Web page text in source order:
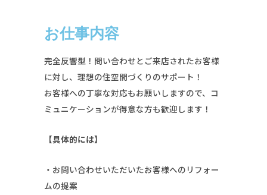
お仕事内容
完全反響型！問い合わせとご来店されたお客様
に対し、理想の住空間づくりのサポート！
お客様への丁寧な対応もお願いしますので、コ
ミュニケーションが得意な方も歓迎します！
【具体的には】
・お問い合わせいただいたお客様へのリフォー
ムの提案